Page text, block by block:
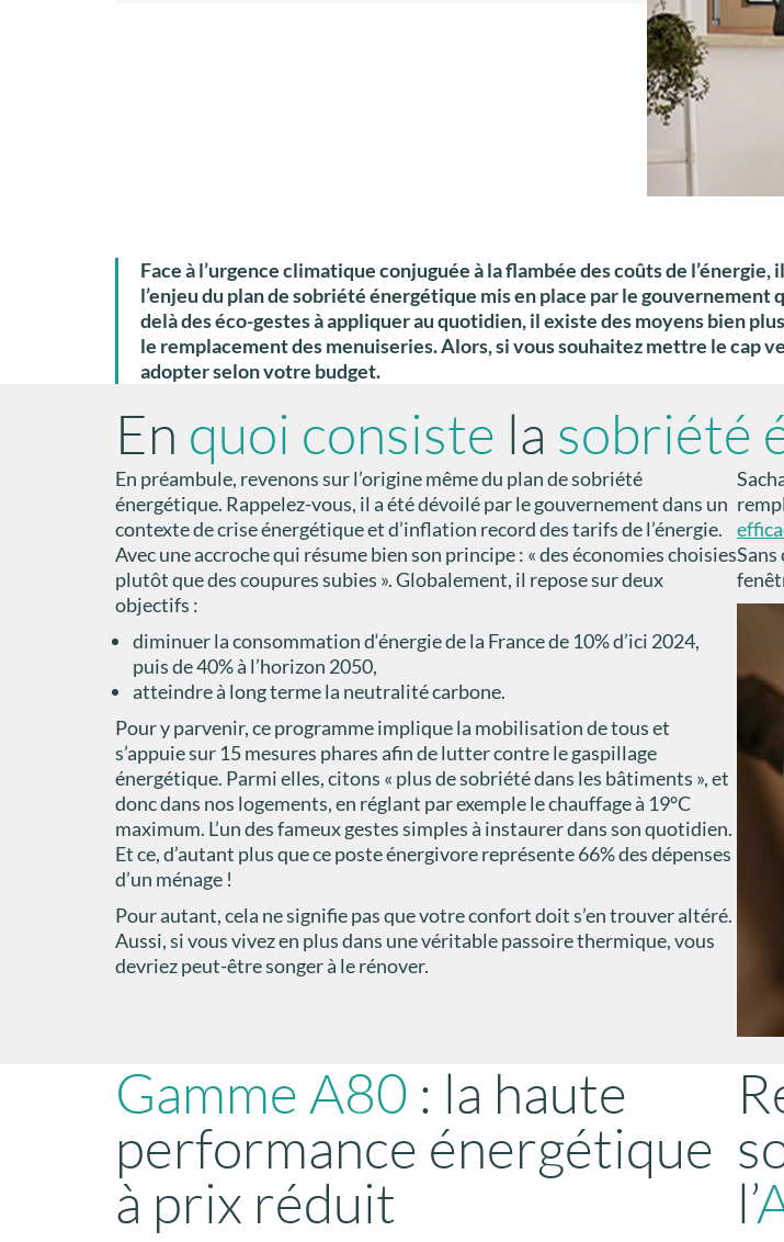
Face à l’urgence climatique conjuguée à la flambée des coûts de
l’enjeu du plan de sobriété énergétique mis en place par le gouvernement
delà des éco-gestes à appliquer au quotidien, il existe des moyens bien
le remplacement des menuiseries. Alors, si vous souhaitez mettre le cap
adopter selon votre budget.
En quoi consiste la sobriété
En préambule, revenons sur l’origine même du plan de sobriété
énergétique. Rappelez-vous, il a été dévoilé par le gouvernement dans un
contexte de crise énergétique et d’inflation record des tarifs de l’énergie.
Avec une accroche qui résume bien son principe : « des économies choisies
plutôt que des coupures subies ». Globalement, il repose sur deux
objectifs :
diminuer la consommation d‘énergie de la France de 10% d’ici 2024,
puis de 40% à l’horizon 2050,
atteindre à long terme la neutralité carbone.
Pour y parvenir, ce programme implique la mobilisation de tous et
s’appuie sur 15 mesures phares afin de lutter contre le gaspillage
énergétique. Parmi elles, citons « plus de sobriété dans les bâtiments », et
donc dans nos logements, en réglant par exemple le chauffage à 19°C
maximum. L’un des fameux gestes simples à instaurer dans son quotidien.
Et ce, d’autant plus que ce poste énergivore représente 66% des dépenses
d’un ménage !
Pour autant, cela ne signifie pas que votre confort doit s’en trouver altéré.
Aussi, si vous vivez en plus dans une véritable passoire thermique, vous
devriez peut-être songer à le rénover.
Sans
Gamme A80 : la haute
performance énergétique
à prix réduit
l’